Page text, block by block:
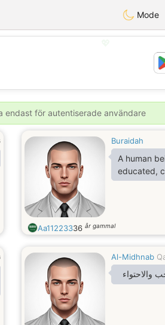
Mode
endast för autentiserade användare
Buraidah
A human
educated,
Aa11223336 år gammal
Al-Midhnab
والاحتواء